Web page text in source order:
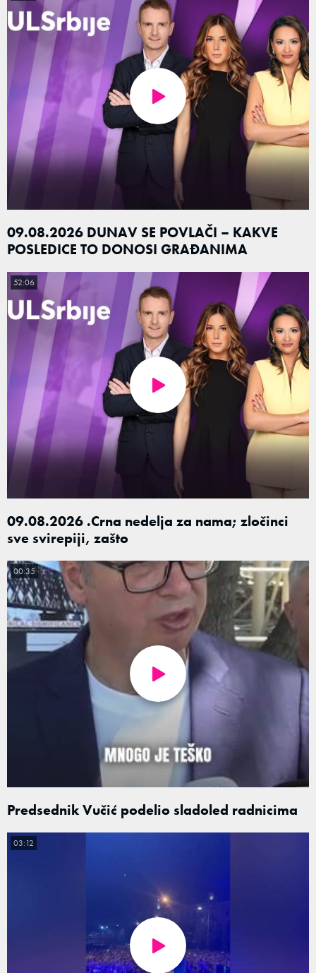
09.08.2026 DUNAV SE POVLAČI – KAKVE
POSLEDICE TO DONOSI GRAĐANIMA
09.08.2026 .Crna nedelja za nama; zločinci
sve svirepiji, zašto
52:06
Predsednik Vučić podelio sladoled radnicima
00:35
03:12